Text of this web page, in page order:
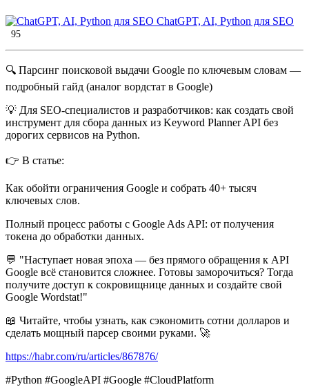
ChatGPT, AI, Python для SEO
95
🔍 Парсинг поисковой выдачи Google по ключевым словам —
подробный гайд (аналог вордстат в Google)
💡 Для SEO-специалистов и разработчиков: как создать свой
инструмент для сбора данных из Keyword Planner API без
дорогих сервисов на Python.
👉 В статье:
Как обойти ограничения Google и собрать 40+ тысяч
ключевых слов.
Полный процесс работы с Google Ads API: от получения
токена до обработки данных.
💬 "Наступает новая эпоха — без прямого обращения к API
Google всё становится сложнее. Готовы заморочиться? Тогда
получите доступ к сокровищнице данных и создайте свой
Google Wordstat!"
📖 Читайте, чтобы узнать, как сэкономить сотни долларов и
сделать мощный парсер своими руками. 🚀
https://habr.com/ru/articles/867876/
#Python #GoogleAPI #Google #CloudPlatform